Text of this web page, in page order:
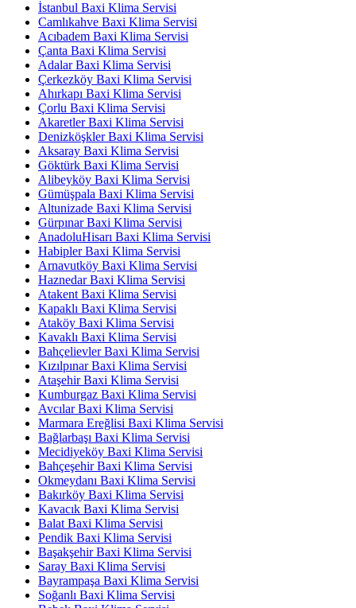
İstanbul Baxi Klima Servisi
Camlıkahve Baxi Klima Servisi
Acıbadem Baxi Klima Servisi
Çanta Baxi Klima Servisi
Adalar Baxi Klima Servisi
Çerkezköy Baxi Klima Servisi
Ahırkapı Baxi Klima Servisi
Çorlu Baxi Klima Servisi
Akaretler Baxi Klima Servisi
Denizköşkler Baxi Klima Servisi
Aksaray Baxi Klima Servisi
Göktürk Baxi Klima Servisi
Alibeyköy Baxi Klima Servisi
Gümüşpala Baxi Klima Servisi
Altunizade Baxi Klima Servisi
Gürpınar Baxi Klima Servisi
AnadoluHisarı Baxi Klima Servisi
Habipler Baxi Klima Servisi
Arnavutköy Baxi Klima Servisi
Haznedar Baxi Klima Servisi
Atakent Baxi Klima Servisi
Kapaklı Baxi Klima Servisi
Ataköy Baxi Klima Servisi
Kavaklı Baxi Klima Servisi
Bahçelievler Baxi Klima Servisi
Kızılpınar Baxi Klima Servisi
Ataşehir Baxi Klima Servisi
Kumburgaz Baxi Klima Servisi
Avcılar Baxi Klima Servisi
Marmara Ereğlisi Baxi Klima Servisi
Bağlarbaşı Baxi Klima Servisi
Mecidiyeköy Baxi Klima Servisi
Bahçeşehir Baxi Klima Servisi
Okmeydanı Baxi Klima Servisi
Bakırköy Baxi Klima Servisi
Kavacık Baxi Klima Servisi
Balat Baxi Klima Servisi
Pendik Baxi Klima Servisi
Başakşehir Baxi Klima Servisi
Saray Baxi Klima Servisi
Bayrampaşa Baxi Klima Servisi
Soğanlı Baxi Klima Servisi